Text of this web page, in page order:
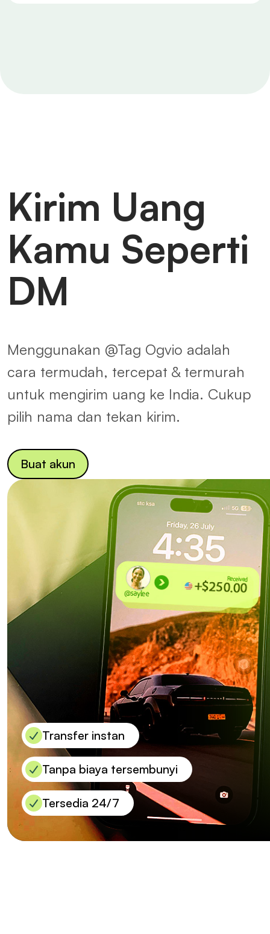
Kirim Uang
Kamu Seperti
DM
Menggunakan @Tag Ogvio adalah
cara termudah, tercepat & termurah
untuk mengirim uang ke India. Cukup
pilih nama dan tekan kirim.
Buat akun
Transfer instan
Tanpa biaya tersembunyi
Tersedia 24/7